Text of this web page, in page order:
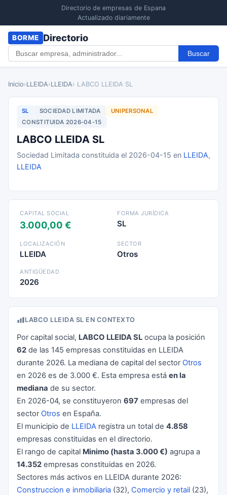
Directorio de empresas de Espana
Actualizado diariamente
BORME Directorio
Buscar
Inicio›LLEIDA›LLEIDA› LABCO LLEIDA SL
SL SOCIEDAD LIMITADA
UNIPERSONAL
CONSTITUIDA 2026-04-15
LABCO LLEIDA SL
Sociedad Limitada constituida el 2026-04-15 en LLEIDA,
LLEIDA
CAPITAL SOCIAL
3.000,00 €
FORMA JURÍDICA
SL
LOCALIZACIÓN
LLEIDA
SECTOR
Otros
ANTIGÜEDAD
2026
LABCO LLEIDA SL EN CONTEXTO
Por capital social, LABCO LLEIDA SL ocupa la posición
62 de las 145 empresas constituidas en LLEIDA
durante 2026. La mediana de capital del sector Otros
en 2026 es de 3.000 €. Esta empresa está en la
mediana de su sector.
En 2026-04, se constituyeron 697 empresas del
sector Otros en España.
El municipio de LLEIDA registra un total de 4.858
empresas constituidas en el directorio.
El rango de capital Minimo (hasta 3.000 €) agrupa a
14.352 empresas constituidas en 2026.
Sectores más activos en LLEIDA durante 2026:
Construccion e inmobiliaria (32), Comercio y retail (23),